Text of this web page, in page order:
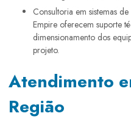
Consultoria em sistemas de ar condicionado: os especialistas da
Empire oferecem suporte
dimensionamento dos
projeto.
Atendimento
Região